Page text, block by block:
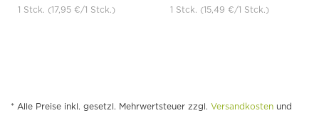
1 Stck. (17,95 €/1 Stck.) 1 Stck. (15,49 €/1 Stck.)
* Alle Preise inkl. gesetzl. Mehrwertsteuer zzgl. Versandkosten und